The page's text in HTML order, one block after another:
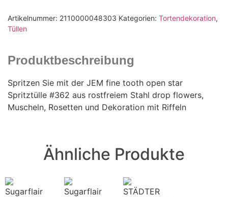
Artikelnummer: 2110000048303 Kategorien: Tortendekoration,
Tüllen
Produktbeschreibung
Spritzen Sie mit der JEM fine tooth open star
Spritztülle #362 aus rostfreiem Stahl drop flowers,
Muscheln, Rosetten und Dekoration mit Riffeln
Ähnliche Produkte